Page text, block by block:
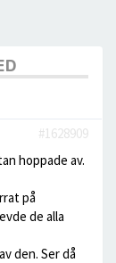
#1628909
hoppade av.
på
de alla
den. Ser då